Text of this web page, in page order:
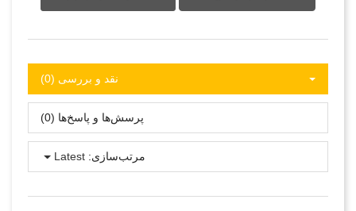
نقد و بررسی‌‌ (0)
پرسش‌ها و پاسخ‌ها (0)
مرتب‌سازی: Latest